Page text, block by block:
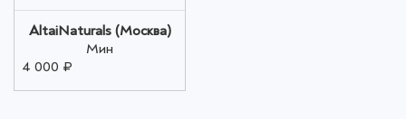
AltaiNaturals (Москва)
Мин
4 000 ₽